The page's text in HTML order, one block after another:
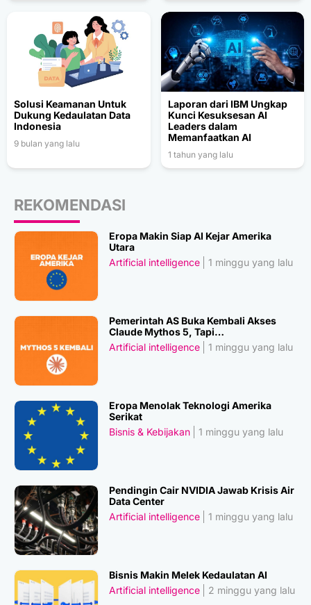
Solusi Keamanan Untuk
Dukung Kedaulatan Data
Indonesia
9 bulan yang lalu
Laporan dari IBM Ungkap
Kunci Kesuksesan AI
Leaders dalam
Memanfaatkan AI
1 tahun yang lalu
REKOMENDASI
Eropa Makin Siap AI Kejar Amerika
Utara
Artificial intelligence
1 minggu yang lalu
Pemerintah AS Buka Kembali Akses
Claude Mythos 5, Tapi…
Artificial intelligence
1 minggu yang lalu
Eropa Menolak Teknologi Amerika
Serikat
Bisnis & Kebijakan
1 minggu yang lalu
Pendingin Cair NVIDIA Jawab Krisis Air
Data Center
Artificial intelligence
1 minggu yang lalu
Bisnis Makin Melek Kedaulatan AI
Artificial intelligence
2 minggu yang lalu